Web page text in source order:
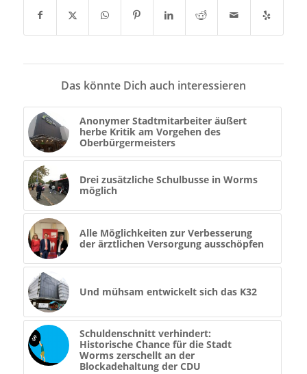
Das könnte Dich auch interessieren
Anonymer Stadtmitarbeiter äußert
herbe Kritik am Vorgehen des
Oberbürgermeisters
Drei zusätzliche Schulbusse in Worms
möglich
Alle Möglichkeiten zur Verbesserung
der ärztlichen Versorgung ausschöpfen
Und mühsam entwickelt sich das K32
Schuldenschnitt verhindert:
Historische Chance für die Stadt
Worms zerschellt an der
Blockadehaltung der CDU